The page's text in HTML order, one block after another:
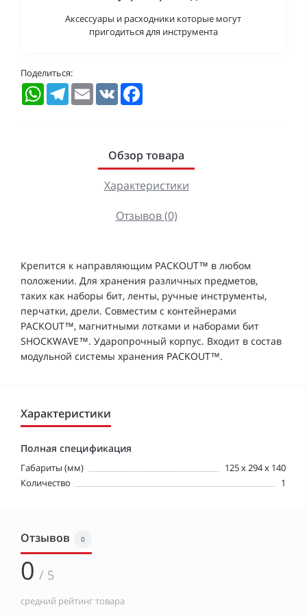
Аксессуары и расходники которые могут
пригодиться для инструмента
Поделиться:
WhatsAppTelegramEmail VK
Обзор товара
Характеристики
Отзывов (0)
Крепится к направляющим PACKOUT™ в любом
положении. Для хранения различных предметов,
таких как наборы бит, ленты, ручные инструменты,
перчатки, дрели. Совместим с контейнерами
PACKOUT™, магнитными лотками и наборами бит
SHOCKWAVE™. Ударопрочный корпус. Входит в состав
модульной системы хранения PACKOUT™.
Характеристики
Полная спецификация
Габариты (мм)
125 x 294 x 140
Количество
1
Отзывов 0
0 / 5
средний рейтинг товара